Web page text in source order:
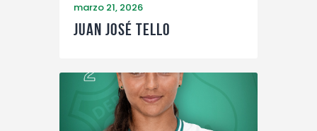
marzo 21, 2026
Juan José Tello